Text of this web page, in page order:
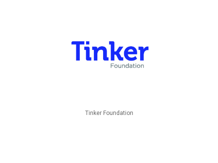
Tinker Foundation